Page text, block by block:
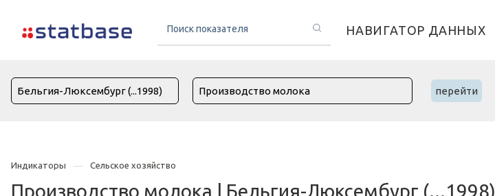
НАВИГАТОР ДАННЫХ
перейти
Индикаторы Сельское хозяйство
Производство молока | Бельгия-Люксембург (...1998)